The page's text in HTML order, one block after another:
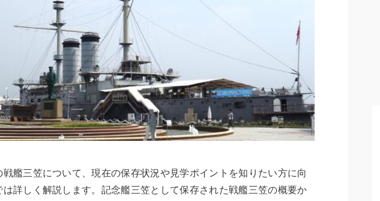
戦艦三笠について、現在の保存状況や見学ポイントを知りたい方に向
は詳しく解説します。記念艦三笠として保存された戦艦三笠の概要か